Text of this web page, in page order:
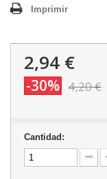
Imprimir
2,94 €
-30% 4,20 €
Cantidad: